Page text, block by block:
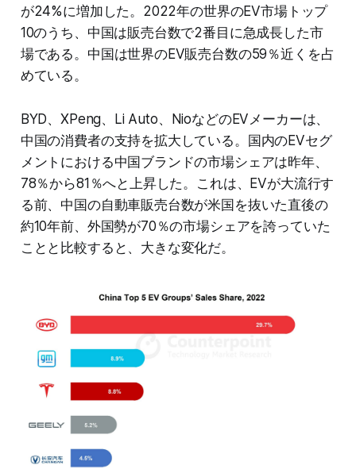
が24%に増加した。2022年の世界のEV市場トップ
10のうち、中国は販売台数で2番目に急成長した市
場である。中国は世界のEV販売台数の59％近くを占
めている。
BYD、XPeng、Li Auto、NioなどのEVメーカーは、
中国の消費者の支持を拡大している。国内のEVセグ
メントにおける中国ブランドの市場シェアは昨年、
78％から81％へと上昇した。これは、EVが大流行す
る前、中国の自動車販売台数が米国を抜いた直後の
約10年前、外国勢が70％の市場シェアを誇っていた
ことと比較すると、大きな変化だ。